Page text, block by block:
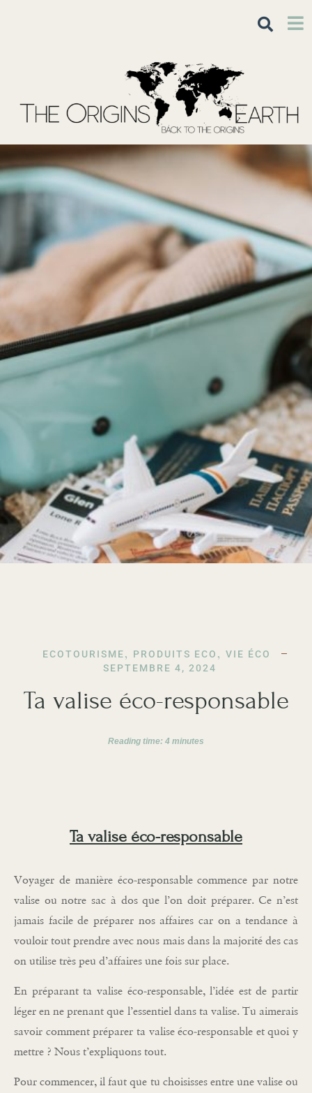
ECOTOURISME, PRODUITS ECO , VIE ÉCO
SEPTEMBRE 4, 2024
Ta valise éco-responsable
Reading time: 4 minutes
Ta valise éco-responsable
Voyager de manière éco-responsable commence par notre
valise ou notre sac à dos que l’on doit préparer. Ce n’est
jamais facile de préparer nos affaires car on a tendance à
vouloir tout prendre avec nous mais dans la majorité des cas
on utilise très peu d’affaires une fois sur place.
En préparant ta valise éco-responsable, l’idée est de partir
léger en ne prenant que l’essentiel dans ta valise. Tu aimerais
savoir comment préparer ta valise éco-responsable et quoi y
mettre ? Nous t’expliquons tout.
Pour commencer, il faut que tu choisisses entre une valise ou